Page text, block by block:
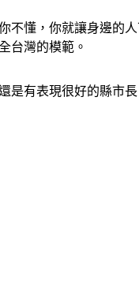
不懂，你就讓身邊
台灣的模範。
有表現很好的縣市